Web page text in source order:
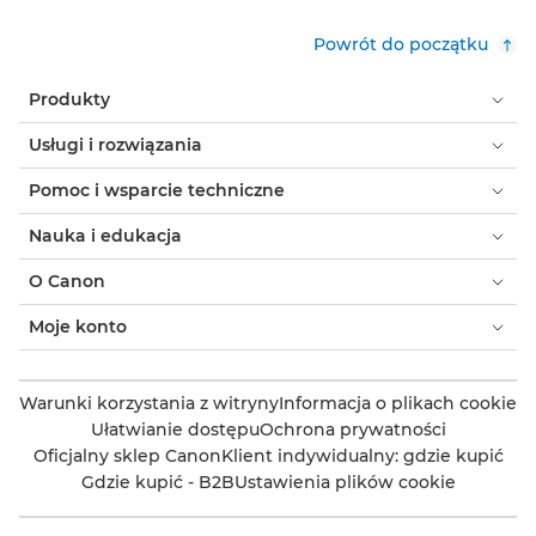
Powrót do początku
Produkty
Usługi i rozwiązania
Pomoc i wsparcie techniczne
Nauka i edukacja
O Canon
Moje konto
Warunki korzystania z witrynyInformacja o plikach cookie
Ułatwianie dostępuOchrona prywatności
Oficjalny sklep CanonKlient indywidualny: gdzie kupić
Gdzie kupić - B2BUstawienia plików cookie